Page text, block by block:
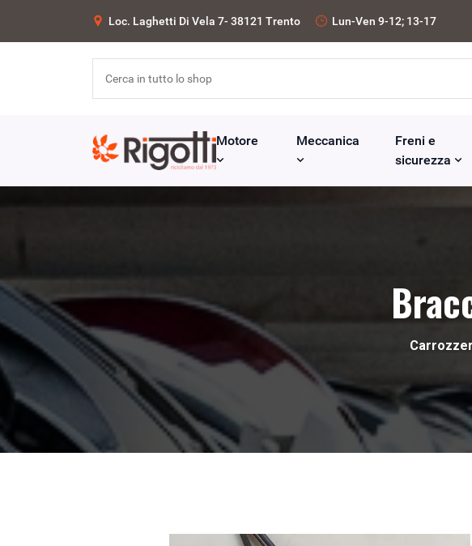
Loc. Laghetti Di Vela 7- 38121 Trento Lun-Ven 9-12; 13-17
Motore Meccanica
Freni e
sicurezza